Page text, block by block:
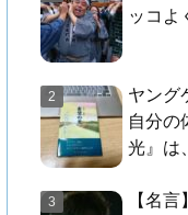
ッコよ
ヤング
自分の
光』は
【名